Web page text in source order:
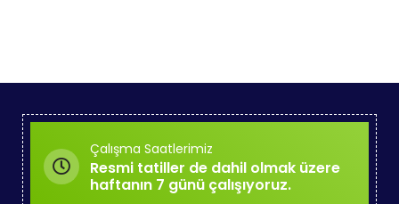
Çalışma Saatlerimiz
Resmi tatiller de dahil olmak üzere
haftanın 7 günü çalışıyoruz.